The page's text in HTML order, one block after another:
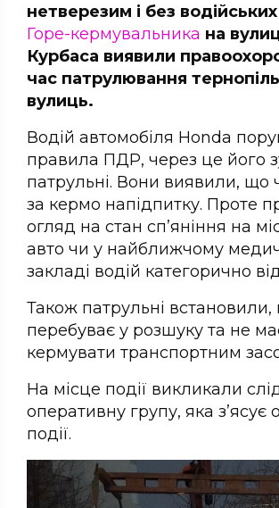
нетверезим і без
Горе-кермувальника на
Курбаса виявили
час патрулювання
вулиць.
Водій автомобіля Honda
правила ПДР, через це його
патрульні. Вони виявили, що
за кермо напідпитку. Проте
огляд на стан сп’яніння на
авто чи у найближчому
закладі водій категорично
Також патрульні встановили,
перебуває у розшуку та не
кермувати транспортним
На місце події викликали
оперативну групу, яка з’ясує
події.